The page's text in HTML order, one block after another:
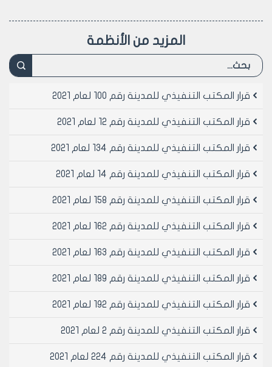
المهندس بسام بيروتي
المزيد من الأنظمة
قرار المكتب التنفيذي للمدينة رقم 100 لعام 2021
قرار المكتب التنفيذي للمدينة رقم 12 لعام 2021
قرار المكتب التنفيذي للمدينة رقم 134 لعام 2021
قرار المكتب التنفيذي للمدينة رقم 14 لعام 2021
قرار المكتب التنفيذي للمدينة رقم 158 لعام 2021
قرار المكتب التنفيذي للمدينة رقم 162 لعام 2021
قرار المكتب التنفيذي للمدينة رقم 163 لعام 2021
قرار المكتب التنفيذي للمدينة رقم 189 لعام 2021
قرار المكتب التنفيذي للمدينة رقم 192 لعام 2021
قرار المكتب التنفيذي للمدينة رقم 2 لعام 2021
قرار المكتب التنفيذي للمدينة رقم 224 لعام 2021